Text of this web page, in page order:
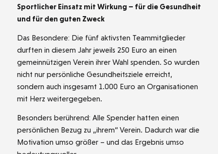
Sportlicher Einsatz mit Wirkung – für die Gesundheit
und für den guten Zweck
Das Besondere: Die fünf aktivsten Teammitglieder
durften in diesem Jahr jeweils 250 Euro an einen
gemeinnützigen Verein ihrer Wahl spenden. So wurden
nicht nur persönliche Gesundheitsziele erreicht,
sondern auch insgesamt 1.000 Euro an Organisationen
mit Herz weitergegeben.
Besonders berührend: Alle Spender hatten einen
persönlichen Bezug zu „ihrem“ Verein. Dadurch war die
Motivation umso größer – und das Ergebnis umso